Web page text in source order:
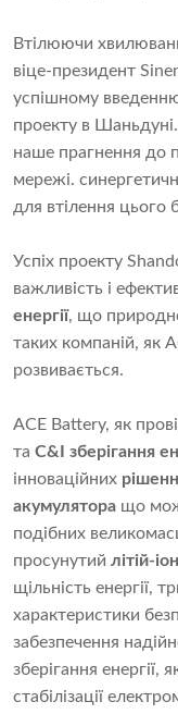
Втілюючи
віце-президент
успішному
проекту в
наше прагнення до
мережі.
для втілення цього
Успіх проекту
важливість і
енергії, що
таких компаній, як
розвивається.
ACE Battery, як
та C&I зберігання
інноваційних
акумулятора що
подібних
просунутий літій-
щільність енергії,
характеристики
забезпечення
зберігання енергії,
стабілізації